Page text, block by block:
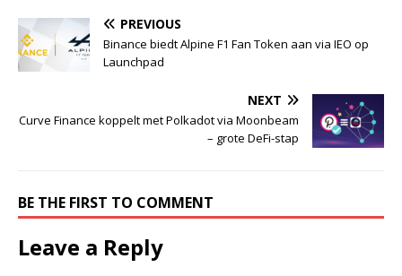
PREVIOUS
Binance biedt Alpine F1 Fan Token aan via IEO op
Launchpad
NEXT
Curve Finance koppelt met Polkadot via Moonbeam
– grote DeFi-stap
BE THE FIRST TO COMMENT
Leave a Reply